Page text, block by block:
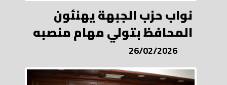
نواب حزب الجبهة يهنئون
المحافظ بتولي مهام منصبه
26/02/2026